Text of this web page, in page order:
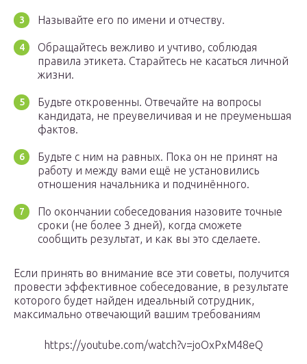
Называйте его по имени и отчеству.
Обращайтесь вежливо и учтиво, соблюдая
правила этикета. Старайтесь не касаться личной
жизни.
Будьте откровенны. Отвечайте на вопросы
кандидата, не преувеличивая и не преуменьшая
фактов.
Будьте с ним на равных. Пока он не принят на
работу и между вами ещё не установились
отношения начальника и подчинённого.
По окончании собеседования назовите точные
сроки (не более 3 дней), когда сможете
сообщить результат, и как вы это сделаете.
Если принять во внимание все эти советы, получится
провести эффективное собеседование, в результате
которого будет найден идеальный сотрудник,
максимально отвечающий вашим требованиям
https://youtube.com/watch?v=joOxPxM48eQ